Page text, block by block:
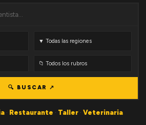
🔍 BUSCAR ↗
· Restaurante · Taller · Veterinaria